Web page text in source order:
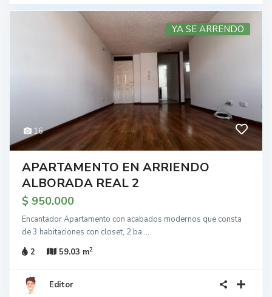
16
YA SE ARRENDO
APARTAMENTO EN ARRIENDO
ALBORADA REAL 2
$ 950.000
Encantador Apartamento con acabados modernos que consta
de 3 habitaciones con closet, 2 ba ...
2
59.03 m2
Editor